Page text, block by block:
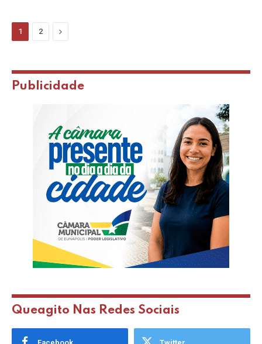
1 2 Next
Publicidade
Queagito Nas Redes Sociais
Facebook Twitter